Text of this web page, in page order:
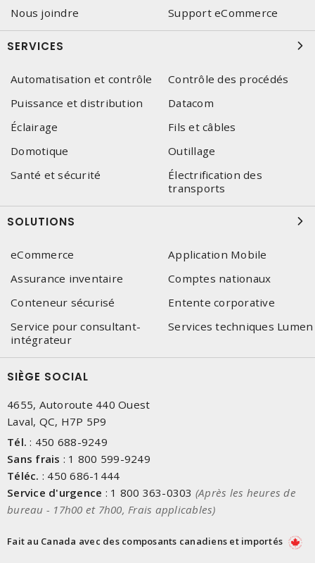
Nous joindre
Support eCommerce
SERVICES
Automatisation et contrôle
Contrôle des procédés
Puissance et distribution
Datacom
Éclairage
Fils et câbles
Domotique
Outillage
Santé et sécurité
Électrification des
transports
SOLUTIONS
eCommerce
Application Mobile
Assurance inventaire
Comptes nationaux
Conteneur sécurisé
Entente corporative
Service pour consultant-
intégrateur
Services techniques Lumen
SIÈGE SOCIAL
4655, Autoroute 440 Ouest
Laval, QC, H7P 5P9
Tél. : 450 688-9249
Sans frais : 1 800 599-9249
Téléc. : 450 686-1444
Service d'urgence : 1 800 363-0303 (Après les heures de
bureau - 17h00 et 7h00, Frais applicables)
Fait au Canada avec des composants canadiens et importés